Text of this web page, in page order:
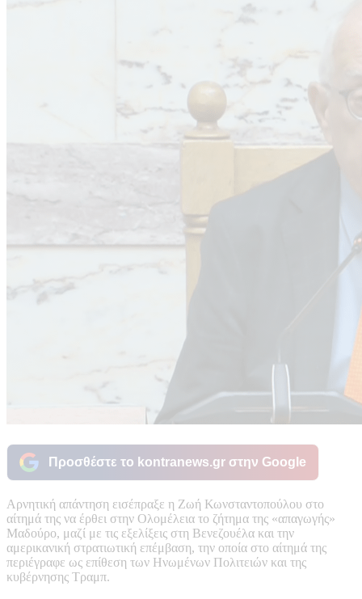
Προσθέστε το kontranews.gr στην Google
Αρνητική απάντηση εισέπραξε η Ζωή Κωνσταντοπούλου στο
αίτημά της να έρθει στην Ολομέλεια το ζήτημα της «απαγωγής»
Μαδούρο, μαζί με τις εξελίξεις στη Βενεζουέλα και την
αμερικανική στρατιωτική επέμβαση, την οποία στο αίτημά της
περιέγραφε ως επίθεση των Ηνωμένων Πολιτειών και της
κυβέρνησης Τραμπ.